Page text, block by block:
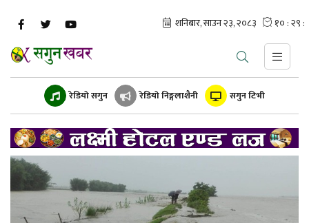
रेडियो सगुन रेडियो निङ्गलाशैनी सगुन टिभी